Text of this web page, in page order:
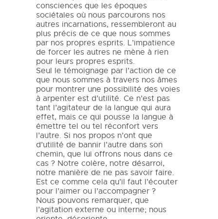
consciences que les époques
sociétales où nous parcourons nos
autres incarnations, ressembleront au
plus précis de ce que nous sommes
par nos propres esprits. L’impatience
de forcer les autres ne mène à rien
pour leurs propres esprits.
Seul le témoignage par l’action de ce
que nous sommes à travers nos âmes
pour montrer une possibilité des voies
à arpenter est d’utilité. Ce n’est pas
tant l’agitateur de la langue qui aura
effet, mais ce qui pousse la langue à
émettre tel ou tel réconfort vers
l’autre. Si nos propos n’ont que
d’utilité de bannir l’autre dans son
chemin, que lui offrons nous dans ce
cas ? Notre colère, notre désarroi,
notre manière de ne pas savoir faire.
Est ce comme cela qu’il faut l’écouter
pour l’aimer ou l’accompagner ?
Nous pouvons remarquer, que
l’agitation externe ou interne; nous